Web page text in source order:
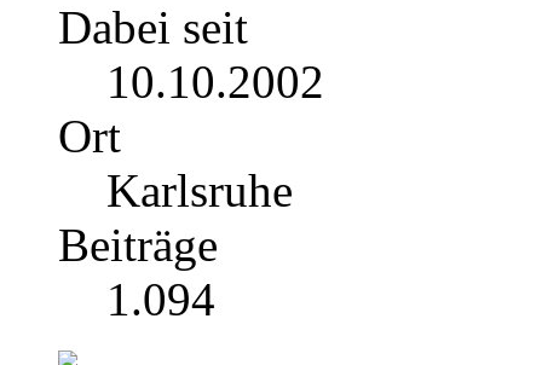
Dabei seit
10.10.2002
Ort
Karlsruhe
Beiträge
1.094